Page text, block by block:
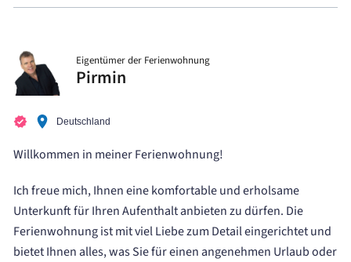
Eigentümer der Ferienwohnung
Pirmin
Deutschland
Willkommen in meiner Ferienwohnung!
Ich freue mich, Ihnen eine komfortable und erholsame
Unterkunft für Ihren Aufenthalt anbieten zu dürfen. Die
Ferienwohnung ist mit viel Liebe zum Detail eingerichtet und
bietet Ihnen alles, was Sie für einen angenehmen Urlaub oder